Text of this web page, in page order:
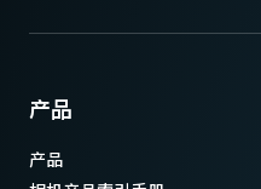
产品
产品